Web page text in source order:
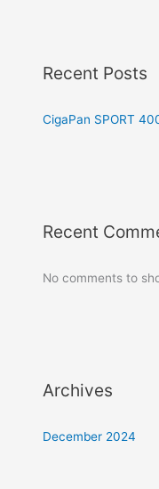
Recent Posts
CigaPan SPORT
Recent
No comments to
Archives
December 2024